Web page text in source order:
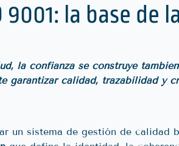
9001: la base de
la confianza se construye
garantizar calidad, trazabilidad y
un sistema de gestión de calidad